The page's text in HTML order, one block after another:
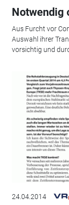
Notwendig
Aus Furcht vor
Auswahl ihrer
vorsichtig und
24.04.2014